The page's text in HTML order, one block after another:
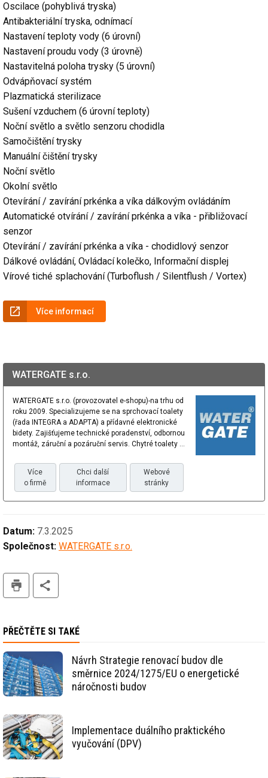
Oscilace (pohyblivá tryska)
Antibakteriální tryska, odnímací
Nastavení teploty vody (6 úrovní)
Nastavení proudu vody (3 úrovně)
Nastavitelná poloha trysky (5 úrovní)
Odvápňovací systém
Plazmatická sterilizace
Sušení vzduchem (6 úrovní teploty)
Noční světlo a světlo senzoru chodidla
Samočištění trysky
Manuální čištění trysky
Noční světlo
Okolní světlo
Otevírání / zavírání prkénka a víka dálkovým ovládáním
Automatické otvírání / zavírání prkénka a víka - přibližovací
senzor
Otevírání / zavírání prkénka a víka - chodidlový senzor
Dálkové ovládání, Ovládací kolečko, Informační displej
Vírové tiché splachování (Turboflush / Silentflush / Vortex)
Více informací
WATERGATE s.r.o.
WATERGATE s.r.o. (provozovatel e-shopu)-na trhu od
roku 2009. Specializujeme se na sprchovací toalety
(řada INTEGRA a ADAPTA) a přídavné elektronické
bidety. Zajišťujeme technické poradenství, odbornou
montáž, záruční a pozáruční servis. Chytré toalety ...
Více
o firmě
Chci další
informace
Webové
stránky
Datum: 7.3.2025
Společnost: WATERGATE s.r.o.
PŘEČTĚTE SI TAKÉ
Návrh Strategie renovací budov dle
směrnice 2024/1275/EU o energetické
náročnosti budov
Implementace duálního praktického
vyučování (DPV)